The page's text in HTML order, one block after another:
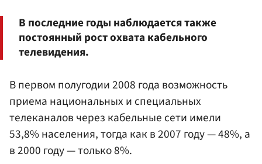
В последние годы наблюдается также
постоянный рост охвата кабельного
телевидения.
В первом полугодии 2008 года возможность
приема национальных и специальных
телеканалов через кабельные сети имели
53,8% населения, тогда как в 2007 году — 48%, а
в 2000 году — только 8%.